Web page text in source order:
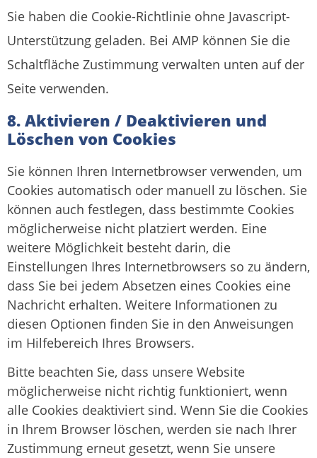
Sie haben die Cookie-Richtlinie ohne Javascript-
Unterstützung geladen. Bei AMP können Sie die
Schaltfläche Zustimmung verwalten unten auf der
Seite verwenden.
8. Aktivieren / Deaktivieren und
Löschen von Cookies
Sie können Ihren Internetbrowser verwenden, um
Cookies automatisch oder manuell zu löschen. Sie
können auch festlegen, dass bestimmte Cookies
möglicherweise nicht platziert werden. Eine
weitere Möglichkeit besteht darin, die
Einstellungen Ihres Internetbrowsers so zu ändern,
dass Sie bei jedem Absetzen eines Cookies eine
Nachricht erhalten. Weitere Informationen zu
diesen Optionen finden Sie in den Anweisungen
im Hilfebereich Ihres Browsers.
Bitte beachten Sie, dass unsere Website
möglicherweise nicht richtig funktioniert, wenn
alle Cookies deaktiviert sind. Wenn Sie die Cookies
in Ihrem Browser löschen, werden sie nach Ihrer
Zustimmung erneut gesetzt, wenn Sie unsere